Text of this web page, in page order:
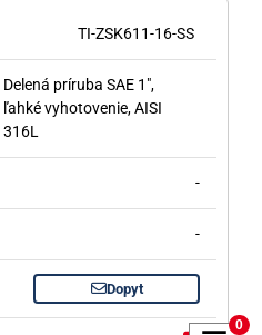
TI-ZSK611-16-SS
Delená príruba SAE 1",
ľahké vyhotovenie, AISI
316L
-
-
Dopyt
0